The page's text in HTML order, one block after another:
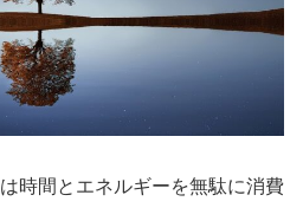
時間とエネルギーを無駄に消費